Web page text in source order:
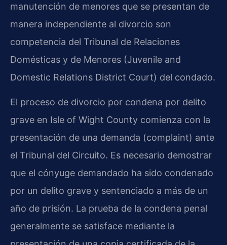
manutención de menores que se presentan de
manera independiente al divorcio son
competencia del Tribunal de Relaciones
Domésticas y de Menores (Juvenile and
Domestic Relations District Court) del condado.
El proceso de divorcio por condena por delito
grave en Isle of Wight County comienza con la
presentación de una demanda (complaint) ante
el Tribunal del Circuito. Es necesario demostrar
que el cónyuge demandado ha sido condenado
por un delito grave y sentenciado a más de un
año de prisión. La prueba de la condena penal
generalmente se satisface mediante la